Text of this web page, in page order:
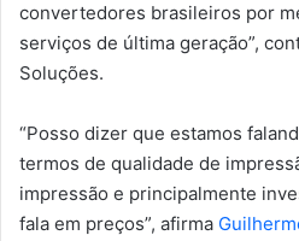
convertedores brasileiros por
serviços de última geração”,
Soluções.
“Posso dizer que estamos
termos de qualidade de
impressão e principalmente
fala em preços”, afirma